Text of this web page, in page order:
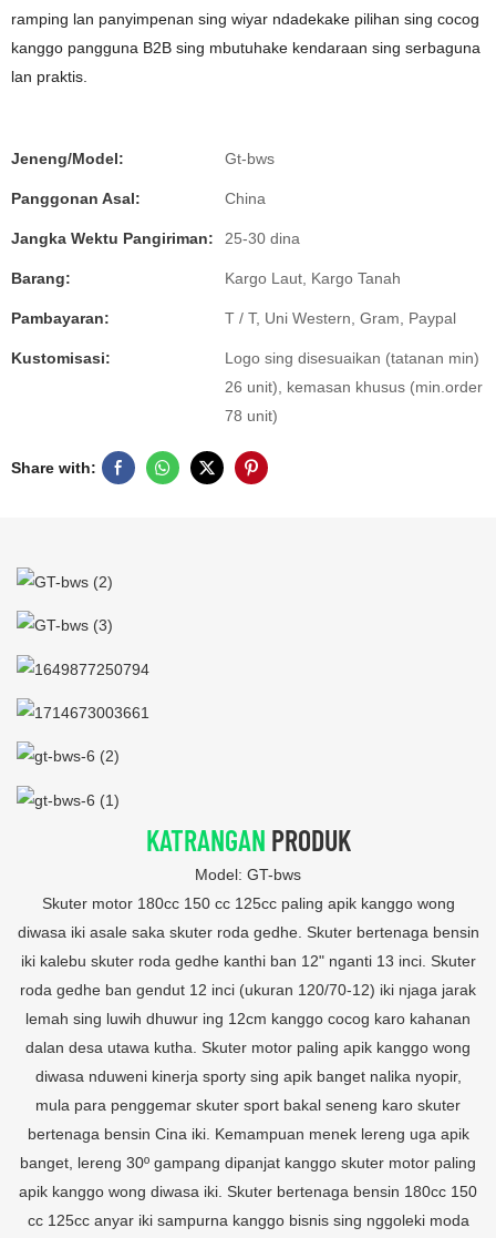
ramping lan panyimpenan sing wiyar ndadekake pilihan sing cocog
kanggo pangguna B2B sing mbutuhake kendaraan sing serbaguna
lan praktis.
Jeneng/Model: Gt-bws
Panggonan Asal: China
Jangka Wektu Pangiriman: 25-30 dina
Barang: Kargo Laut, Kargo Tanah
Pambayaran: T / T, Uni Western, Gram, Paypal
Kustomisasi:
Logo sing disesuaikan (tatanan min)
26 unit), kemasan khusus (min.order
78 unit)
Share with:
KATRANGAN PRODUK
Model: GT-bws
Skuter motor 180cc 150 cc 125cc paling apik kanggo wong
diwasa iki asale saka skuter roda gedhe. Skuter bertenaga bensin
iki kalebu skuter roda gedhe kanthi ban 12" nganti 13 inci. Skuter
roda gedhe ban gendut 12 inci (ukuran 120/70-12) iki njaga jarak
lemah sing luwih dhuwur ing 12cm kanggo cocog karo kahanan
dalan desa utawa kutha. Skuter motor paling apik kanggo wong
diwasa nduweni kinerja sporty sing apik banget nalika nyopir,
mula para penggemar skuter sport bakal seneng karo skuter
bertenaga bensin Cina iki. Kemampuan menek lereng uga apik
banget, lereng 30º gampang dipanjat kanggo skuter motor paling
apik kanggo wong diwasa iki. Skuter bertenaga bensin 180cc 150
cc 125cc anyar iki sampurna kanggo bisnis sing nggoleki moda